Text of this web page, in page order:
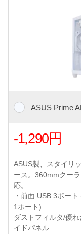
ASUS Prime
-1,290円
ASUS製、スタイリ
ース。360mmクー
応。
・前面 USB 3ポー
1ポート)
ダストフィルタ/優
イドパネル